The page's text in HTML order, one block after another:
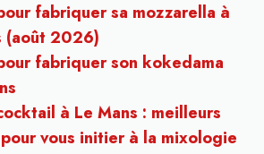
fabriquer sa mozzarella à
(août 2026)
fabriquer son kokedama
à Le Mans : meilleurs
vous initier à la mixologie